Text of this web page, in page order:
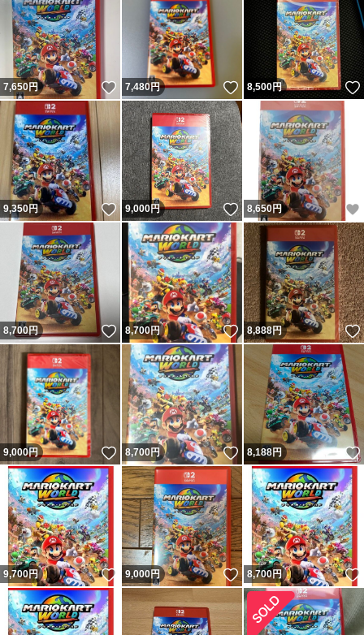
7,650円 いいね！
7,480円 いいね！
8,500円
9,350円 いいね！
9,000円 いいね！
8,650円
8,700円 いいね！
8,700円 いいね！
8,888円
9,000円 いいね！
8,700円 いいね！
8,188円
9,700円 いいね！
9,000円 いいね！
8,700円